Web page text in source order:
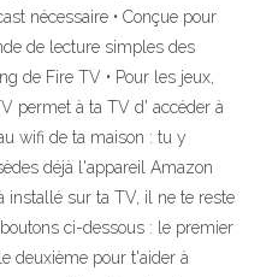
nécessaire • Conçue pour
de lecture simples des
de Fire TV • Pour les jeux,
permet à ta TV d' accéder à
wifi de ta maison : tu y
déjà l'appareil Amazon
installé sur ta TV, il ne te reste
ci-dessous : le premier
deuxième pour t'aider à